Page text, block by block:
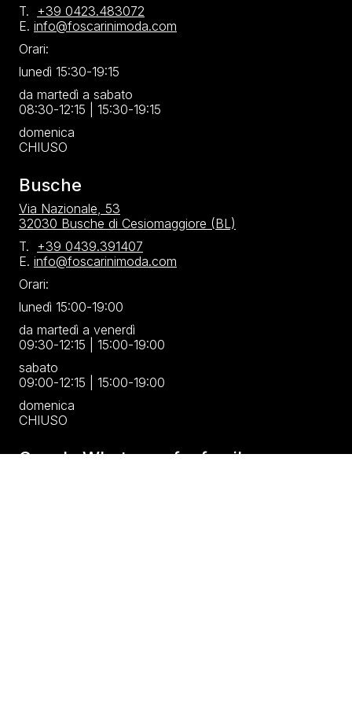
T. +39 0423.483072
E. info@foscarinimoda.com
Orari:
lunedì 15:30-19:15
da martedì a sabato
08:30-12:15 | 15:30-19:15
domenica
CHIUSO
Busche
Via Nazionale, 53
32030 Busche di Cesiomaggiore (BL)
T. +39 0439.391407
E. info@foscarinimoda.com
Orari:
lunedì 15:00-19:00
da martedì a venerdì
09:30-12:15 | 15:00-19:00
sabato
09:00-12:15 | 15:00-19:00
domenica
CHIUSO
Canale Whatsapp fm family